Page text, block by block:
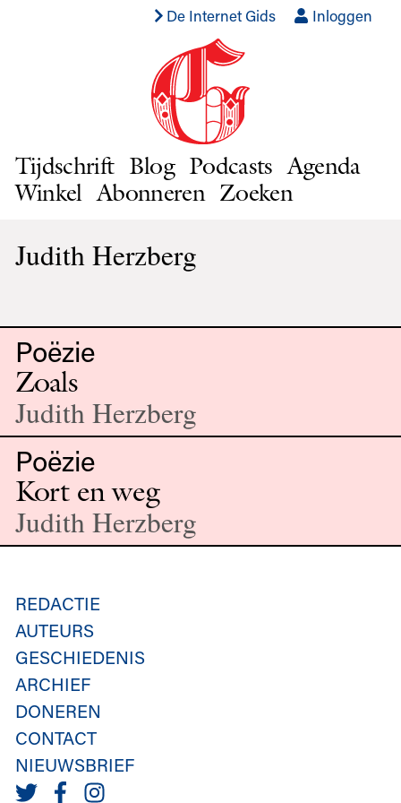
De Internet Gids Inloggen
Tijdschrift Blog Podcasts Agenda
Winkel Abonneren Zoeken
Judith Herzberg
Poëzie
Zoals
Judith Herzberg
Poëzie
Kort en weg
Judith Herzberg
REDACTIE
AUTEURS
GESCHIEDENIS
ARCHIEF
DONEREN
CONTACT
NIEUWSBRIEF